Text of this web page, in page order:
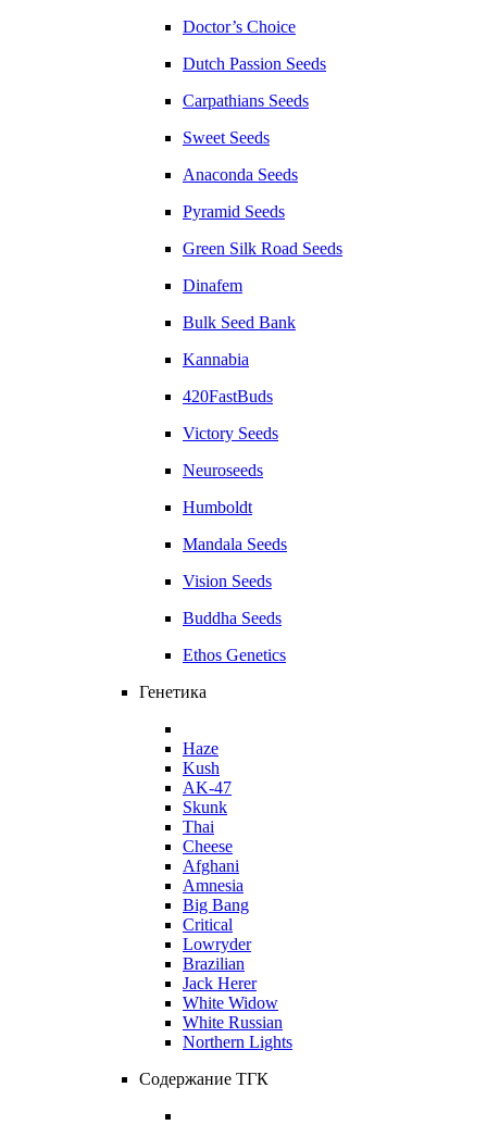
Doctor’s Choice
Dutch Passion Seeds
Carpathians Seeds
Sweet Seeds
Anaconda Seeds
Pyramid Seeds
Green Silk Road Seeds
Dinafem
Bulk Seed Bank
Kannabia
420FastBuds
Victory Seeds
Neuroseeds
Humboldt
Mandala Seeds
Vision Seeds
Buddha Seeds
Ethos Genetics
Генетика
Haze
Kush
AK-47
Skunk
Thai
Cheese
Afghani
Amnesia
Big Bang
Critical
Lowryder
Brazilian
Jack Herer
White Widow
White Russian
Northern Lights
Содержание ТГК